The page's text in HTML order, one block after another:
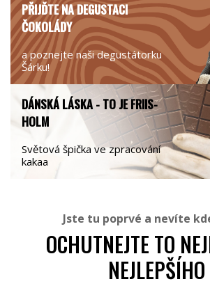
PŘIJĎTE NA DEGUSTACI
ČOKOLÁDY
a poznejte naši degustátorku
Šárku!
DÁNSKÁ LÁSKA - TO JE FRIIS-
HOLM
Světová špička ve zpracování
kakaa
Jste tu poprvé a nevíte
OCHUTNEJTE TO
NEJLEPŠÍHO